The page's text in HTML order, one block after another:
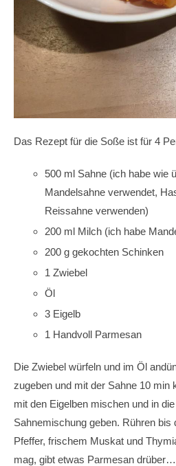
Das Rezept für die Soße ist für 4
500 ml Sahne (ich habe wie
Mandelsahne verwendet,
Reissahne verwenden)
200 ml Milch (ich habe
200 g gekochten Schinken
1 Zwiebel
Öl
3 Eigelb
1 Handvoll Parmesan
Die Zwiebel würfeln und im Öl
zugeben und mit der Sahne 10 min
mit den Eigelben mischen und in
Sahnemischung geben. Rühren
Pfeffer, frischem Muskat und
mag, gibt etwas Parmesan